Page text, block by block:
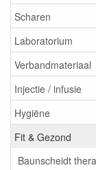
Scharen
Laboratorium
Verbandmateriaal
Injectie / infusie
Hygiëne
Fit & Gezond
Baunscheidt